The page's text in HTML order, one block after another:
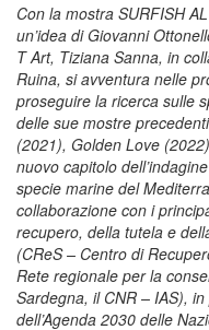
Con la mostra SURFISH
un’idea di Giovanni
T Art, Tiziana Sanna, in
Ruina, si avventura nelle
proseguire la ricerca sulle
delle sue mostre
(2021), Golden Love
nuovo capitolo
specie marine del
collaborazione con i
recupero, della tutela e
(CReS – Centro di
Rete regionale per la
Sardegna, il CNR – IAS),
dell’Agenda 2030 delle